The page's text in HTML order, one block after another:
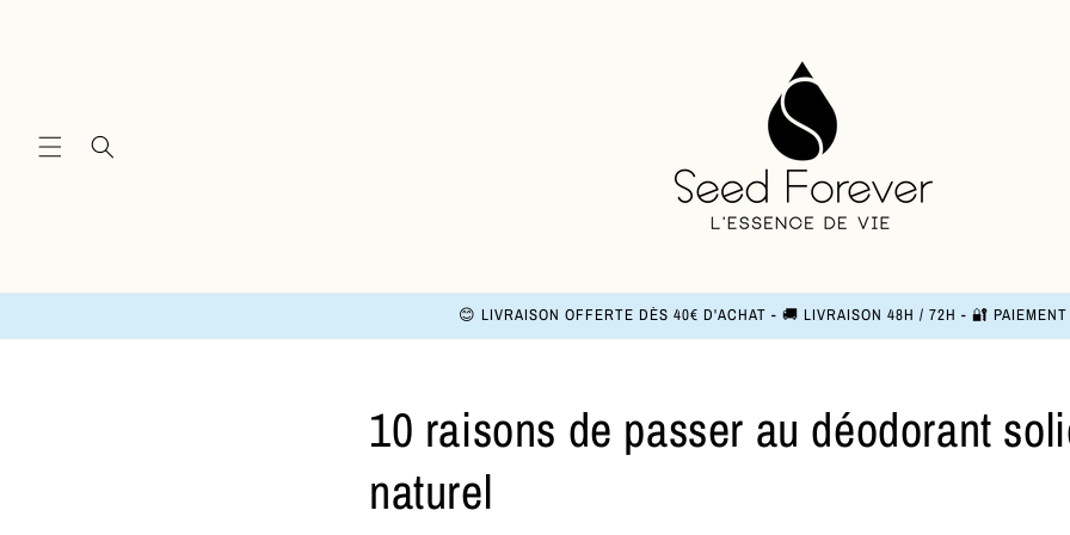
😊 LIVRAISON OFFERTE DÈS 40€ D'ACHAT - 🚚 LIVRAISON 48H / 72H - 🔐 PAIEMENT
10 raisons de passer au déodorant
naturel